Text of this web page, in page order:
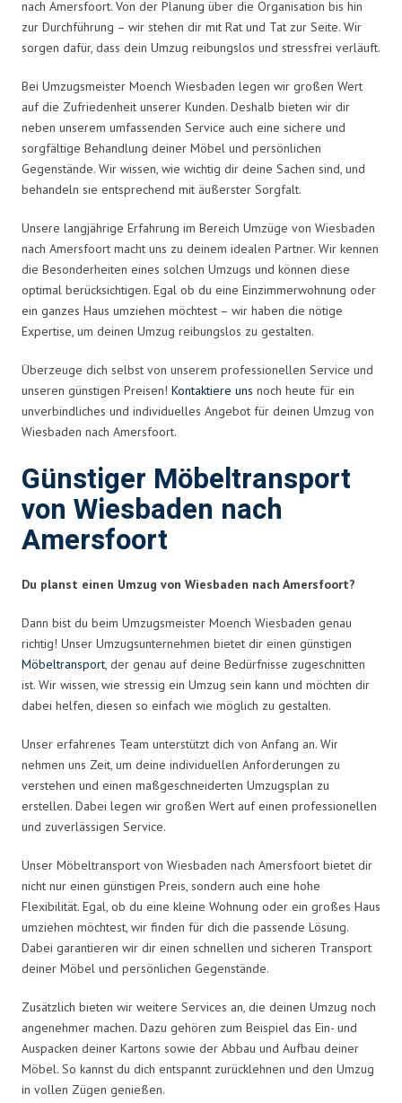
nach Amersfoort. Von der Planung über die Organisation bis hin
zur Durchführung – wir stehen dir mit Rat und Tat zur Seite. Wir
sorgen dafür, dass dein Umzug reibungslos und stressfrei verläuft.
Bei Umzugsmeister Moench Wiesbaden legen wir großen Wert
auf die Zufriedenheit unserer Kunden. Deshalb bieten wir dir
neben unserem umfassenden Service auch eine sichere und
sorgfältige Behandlung deiner Möbel und persönlichen
Gegenstände. Wir wissen, wie wichtig dir deine Sachen sind, und
behandeln sie entsprechend mit äußerster Sorgfalt.
Unsere langjährige Erfahrung im Bereich Umzüge von Wiesbaden
nach Amersfoort macht uns zu deinem idealen Partner. Wir kennen
die Besonderheiten eines solchen Umzugs und können diese
optimal berücksichtigen. Egal ob du eine Einzimmerwohnung oder
ein ganzes Haus umziehen möchtest – wir haben die nötige
Expertise, um deinen Umzug reibungslos zu gestalten.
Überzeuge dich selbst von unserem professionellen Service und
unseren günstigen Preisen! Kontaktiere uns noch heute für ein
unverbindliches und individuelles Angebot für deinen Umzug von
Wiesbaden nach Amersfoort.
Günstiger Möbeltransport
von Wiesbaden nach
Amersfoort
Du planst einen Umzug von Wiesbaden nach Amersfoort?
Dann bist du beim Umzugsmeister Moench Wiesbaden genau
richtig! Unser Umzugsunternehmen bietet dir einen günstigen
Möbeltransport, der genau auf deine Bedürfnisse zugeschnitten
ist. Wir wissen, wie stressig ein Umzug sein kann und möchten dir
dabei helfen, diesen so einfach wie möglich zu gestalten.
Unser erfahrenes Team unterstützt dich von Anfang an. Wir
nehmen uns Zeit, um deine individuellen Anforderungen zu
verstehen und einen maßgeschneiderten Umzugsplan zu
erstellen. Dabei legen wir großen Wert auf einen professionellen
und zuverlässigen Service.
Unser Möbeltransport von Wiesbaden nach Amersfoort bietet dir
nicht nur einen günstigen Preis, sondern auch eine hohe
Flexibilität. Egal, ob du eine kleine Wohnung oder ein großes Haus
umziehen möchtest, wir finden für dich die passende Lösung.
Dabei garantieren wir dir einen schnellen und sicheren Transport
deiner Möbel und persönlichen Gegenstände.
Zusätzlich bieten wir weitere Services an, die deinen Umzug noch
angenehmer machen. Dazu gehören zum Beispiel das Ein- und
Auspacken deiner Kartons sowie der Abbau und Aufbau deiner
Möbel. So kannst du dich entspannt zurücklehnen und den Umzug
in vollen Zügen genießen.